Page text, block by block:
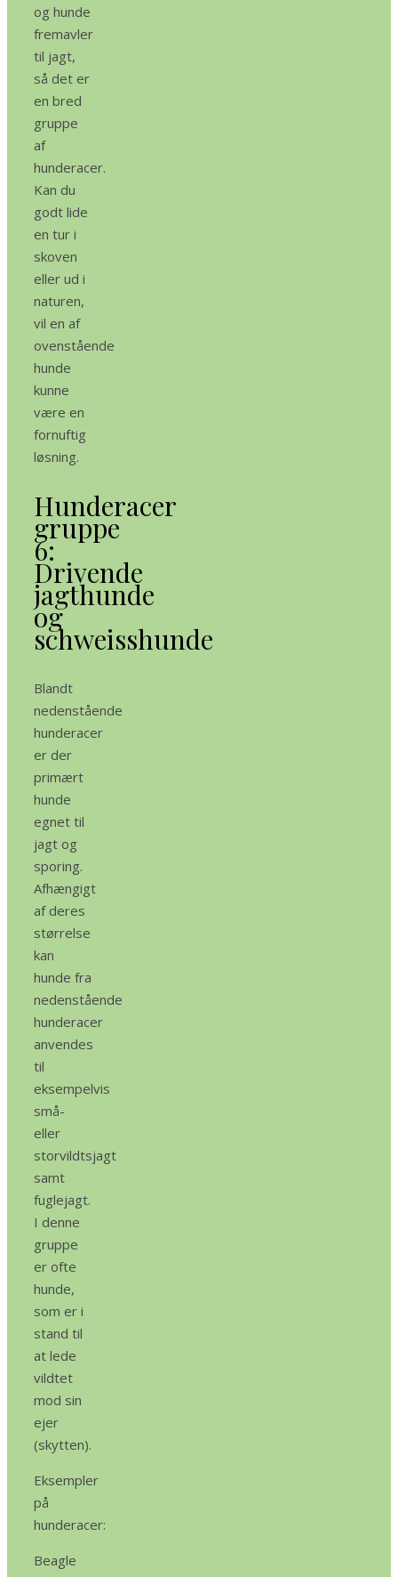
og hunde
fremavler
til jagt,
så det er
en bred
gruppe
af
hunderacer.
Kan du
godt lide
en tur i
skoven
eller ud i
naturen,
vil en af
ovenstående
hunde
kunne
være en
fornuftig
løsning.
Hunderacer
gruppe
6:
Drivende
jagthunde
og
schweisshunde
Blandt
nedenstående
hunderacer
er der
primært
hunde
egnet til
jagt og
sporing.
Afhængigt
af deres
størrelse
kan
hunde fra
nedenstående
hunderacer
anvendes
til
eksempelvis
små-
eller
storvildtsjagt
samt
fuglejagt.
I denne
gruppe
er ofte
hunde,
som er i
stand til
at lede
vildtet
mod sin
ejer
(skytten).
Eksempler
på
hunderacer:
Beagle